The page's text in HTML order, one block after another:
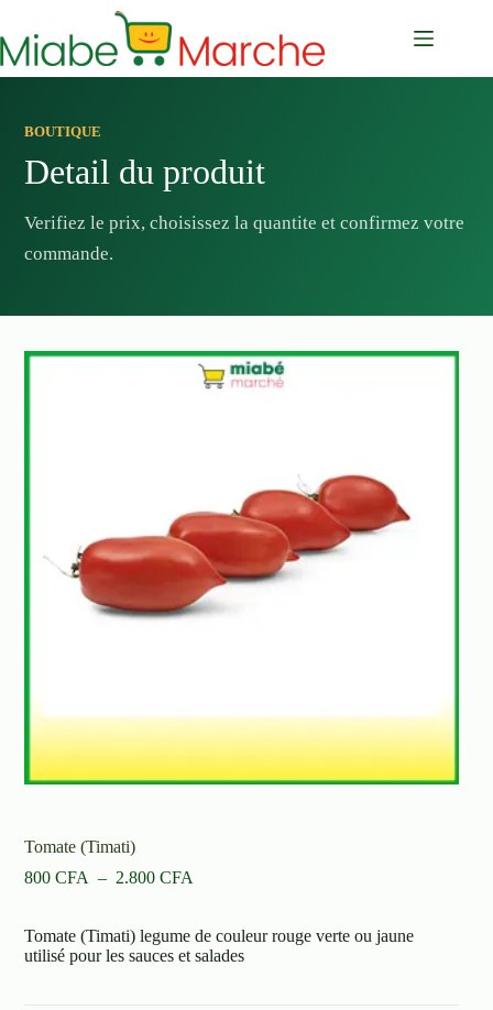
contenu
BOUTIQUE
Detail du produit
Verifiez le prix, choisissez la quantite et confirmez votre
commande.
Tomate (Timati)
800CFA – 2.800CFA
800 CFA
à
Tomate (Timati) legume de couleur rouge verte ou jaune
utilisé pour les sauces et salades